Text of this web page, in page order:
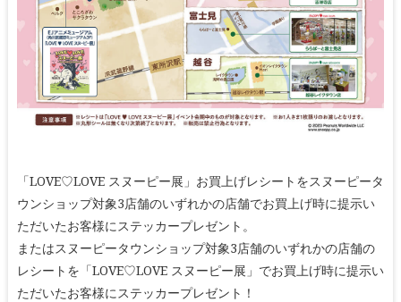
「LOVE♡LOVE スヌーピー展」お買上げレシートをスヌーピータ
ウンショップ対象3店舗のいずれかの店舗でお買上げ時に提示い
ただいたお客様にステッカープレゼント。
またはスヌーピータウンショップ対象3店舗のいずれかの店舗の
レシートを「LOVE♡LOVE スヌーピー展」でお買上げ時に提示い
ただいたお客様にステッカープレゼント！